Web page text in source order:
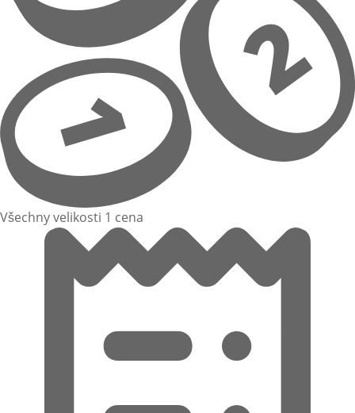
Všechny velikosti 1 cena